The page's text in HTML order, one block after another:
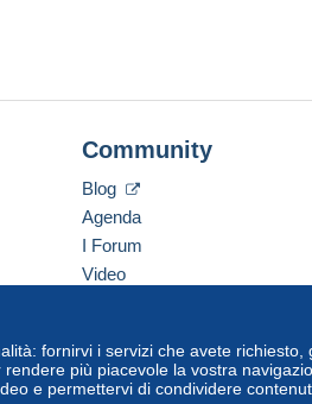
fornirvi i servizi che avete
più piacevole la vostra
e permettervi di condividere
Community
Blog
Agenda
I Forum
Video
Versione standard